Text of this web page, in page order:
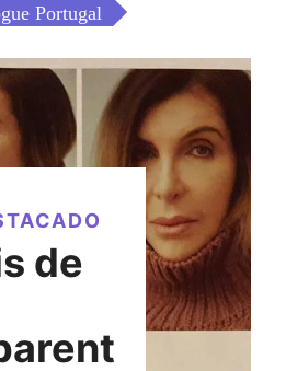
Portugal
de